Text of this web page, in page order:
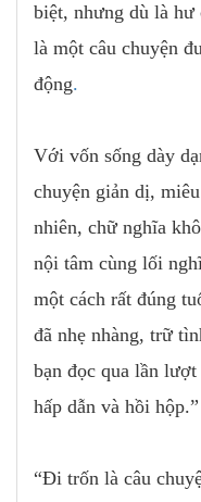
biệt, nhưng dù là
là một câu chuyện
động.
Với vốn sống dày
chuyện giản dị,
nhiên, chữ nghĩa
nội tâm cùng lối
một cách rất đúng
đã nhẹ nhàng, trữ
bạn đọc qua lần
hấp dẫn và hồi
“Đi trốn là câu